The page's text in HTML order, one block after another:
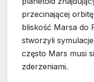
przecinającej
bliskość Marsa do
stworzyli
często Mars musi
zderzeniami.